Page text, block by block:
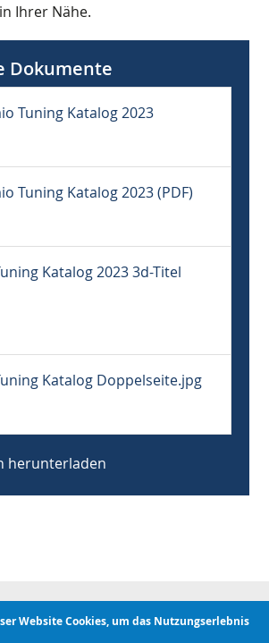
Ihrer Nähe.
Dokumente
Tuning Katalog 2023
Tuning Katalog 2023 (PDF)
Katalog 2023 3d-Titel
Katalog Doppelseite.jpg
herunterladen
Website Cookies, um das Nutzungserlebnis